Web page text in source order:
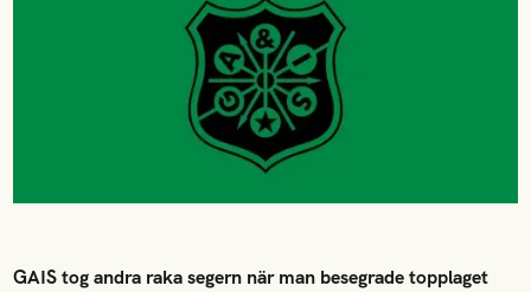
GAIS tog andra raka segern när man besegrade topplaget